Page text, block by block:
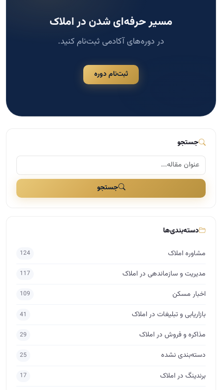
مسیر حرفه‌ای شدن در املاک
در دوره‌های آکادمی ثبت‌نام کنید.
ثبت‌نام دوره
جستجو
جستجو
دسته‌بندی‌ها
مشاوره املاک 124
مدیریت و سازماندهی در املاک 117
اخبار مسکن 109
بازاریابی و تبلیغات در املاک 41
مذاکره و فروش در املاک 29
دسته‌بندی نشده 25
برندینگ در املاک 17